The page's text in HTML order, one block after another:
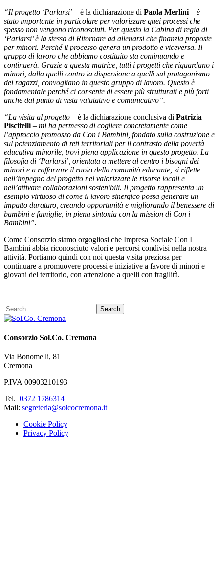
“Il progetto ‘Parlarsi’ – è la dichiarazione di Paola Merlini – è
stato importante in particolare per valorizzare quei processi che
spesso non vengono riconosciuti. Per questo la Cabina di regia di
‘Parlarsi’ è la stessa di Ritornare ad allenarsi che finanzia proposte
per minori. Perché il processo genera un prodotto e viceversa. Il
gruppo di lavoro che abbiamo costituito sta continuando e
continuerà. Grazie a questa matrice, tutti i progetti che riguardano i
minori, dalla quelli contro la dispersione a quelli sul protagonismo
dei ragazzi, convogliano in questo gruppo di lavoro. Questo è
fondamentale perché ci consente di essere più strutturati e più forti
anche dal punto di vista valutativo e comunicativo”.
“La visita al progetto – è la dichiarazione conclusiva di Patrizia
Piscitelli – mi ha permesso di cogliere concretamente come
l’approccio promosso da Con i Bambini, fondato sulla costruzione e
sul potenziamento di reti territoriali per il contrasto della povertà
educativa minorile, trovi piena applicazione in questo progetto. La
filosofia di ‘Parlarsi’, orientata a mettere al centro i bisogni dei
minori e a rafforzare il ruolo della comunità educante, si riflette
nell’impegno del progetto nel valorizzare le risorse locali e
nell’attivare collaborazioni sostenibili. Il progetto rappresenta un
esempio virtuoso di come il lavoro sinergico possa generare un
impatto duraturo, creando opportunità e migliorando il benessere di
bambini e famiglie, in piena sintonia con la mission di Con i
Bambini”.
Come Consorzio siamo orgogliosi che Impresa Sociale Con I
Bambini abbia riconosciuto valori e percorsi condivisi nella nostra
attività. Portiamo quindi con noi questa visita preziosa per
continuare a promuovere processi e iniziative a favore di minori e
giovani del territorio, con attenzione a quelli con fragilità.
Consorzio Sol.Co. Cremona
Via Bonomelli, 81
Cremona
P.IVA 00903210193
Tel. 0372 1786314
Mail: segreteria@solcocremona.it
Cookie Policy
Privacy Policy